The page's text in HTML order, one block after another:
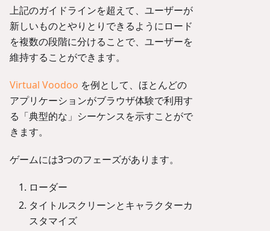
上記のガイドラインを超えて、ユーザーが
新しいものとやりとりできるようにロード
を複数の段階に分けることで、ユーザーを
維持することができます。
Virtual Voodoo を例として、ほとんどの
アプリケーションがブラウザ体験で利用す
る「典型的な」シーケンスを示すことがで
きます。
ゲームには3つのフェーズがあります。
ローダー
タイトルスクリーンとキャラクターカ
スタマイズ